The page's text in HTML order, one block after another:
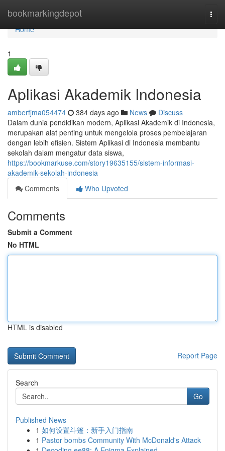
bookmarkingdepot
Home
Home
1
Aplikasi Akademik Indonesia
amberfjma054474 384 days ago News
Discuss
Dalam dunia pendidikan modern, Aplikasi Akademik di Indonesia,
merupakan alat penting untuk mengelola proses pembelajaran
dengan lebih efisien. Sistem Aplikasi di Indonesia membantu
sekolah dalam mengatur data siswa,
https://bookmarkuse.com/story19635155/sistem-informasi-
akademik-sekolah-indonesia
Comments
Who Upvoted
Comments
Submit a Comment
No HTML
HTML is disabled
Report Page
Search
Go
Published News
1 如何设置斗篷：新手入门指南
1 Pastor bombs Community With McDonald's Attack